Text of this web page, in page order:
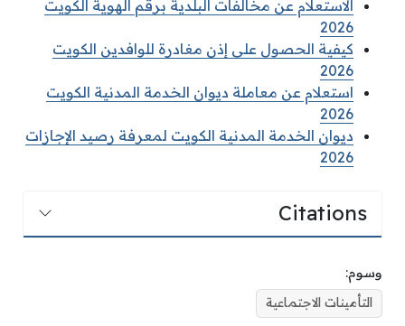
الاستعلام عن مخالفات البلدية برقم الهوية الكويت
2026
كيفية الحصول على إذن مغادرة للوافدين الكويت
2026
استعلام عن معاملة ديوان الخدمة المدنية الكويت
2026
ديوان الخدمة المدنية الكويت لمعرفة رصيد الإجازات
2026
Citations
وسوم:
التأمينات الاجتماعية